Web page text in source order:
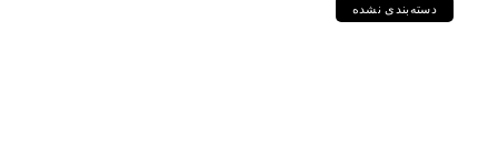
دسته‌بندی نشده